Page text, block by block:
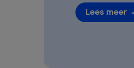
Lees meer